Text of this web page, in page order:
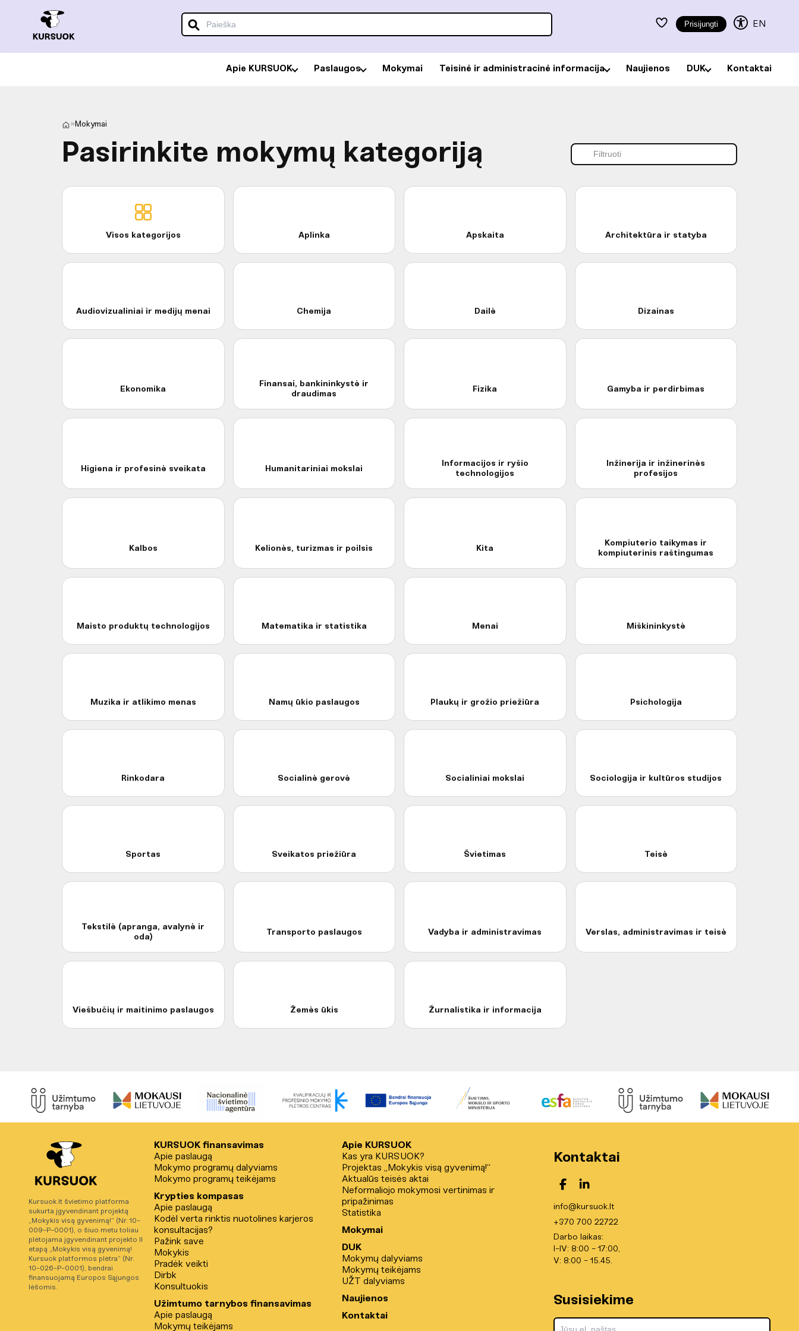
Prisijungti EN
Apie KURSUOK Paslaugos Mokymai Teisinė ir administracinė informacija Naujienos DUK Kontaktai
» Mokymai
Pasirinkite mokymų kategoriją Filtruoti kategorijas
Visos kategorijos Aplinka Apskaita Architektūra ir statyba
Audiovizualiniai ir medijų menai Chemija Dailė Dizainas
Ekonomika
Finansai, bankininkystė ir
draudimas
Fizika Gamyba ir perdirbimas
Higiena ir profesinė sveikata Humanitariniai mokslai
Informacijos ir ryšio
technologijos
Inžinerija ir inžinerinės
profesijos
Kalbos Kelionės, turizmas ir poilsis Kita
Kompiuterio taikymas ir
kompiuterinis raštingumas
Maisto produktų technologijos Matematika ir statistika Menai Miškininkystė
Muzika ir atlikimo menas Namų ūkio paslaugos Plaukų ir grožio priežiūra Psichologija
Rinkodara Socialinė gerovė Socialiniai mokslai Sociologija ir kultūros studijos
Sportas Sveikatos priežiūra Švietimas Teisė
Tekstilė (apranga, avalynė ir
oda)
Transporto paslaugos Vadyba ir administravimas Verslas, administravimas ir teisė
Viešbučių ir maitinimo paslaugos Žemės ūkis Žurnalistika ir informacija
Kursuok.lt švietimo platforma
sukurta įgyvendinant projektą
„Mokykis visą gyvenimą!“ (Nr. 10-
009-P-0001), o šiuo metu toliau
plėtojama įgyvendinant projekto II
etapą „Mokykis visą gyvenimą!
Kursuok platformos plėtra“ (Nr.
10-026-P-0001), bendrai
finansuojamą Europos Sąjungos
lėšomis.
KURSUOK finansavimas
Apie paslaugą
Mokymo programų dalyviams
Mokymo programų teikėjams
Krypties kompasas
Apie paslaugą
Kodėl verta rinktis nuotolines karjeros
konsultacijas?
Pažink save
Mokykis
Pradėk veikti
Dirbk
Konsultuokis
Užimtumo tarnybos finansavimas
Apie paslaugą
Mokymų teikėjams
Apie KURSUOK
Kas yra KURSUOK?
Projektas „Mokykis visą gyvenimą!“
Aktualūs teisės aktai
Neformaliojo mokymosi vertinimas ir
pripažinimas
Statistika
Mokymai
DUK
Mokymų dalyviams
Mokymų teikėjams
UŽT dalyviams
Naujienos
Kontaktai
Kontaktai
info@kursuok.lt
+370 700 22722
Darbo laikas:
I-IV: 8:00 - 17:00,
V: 8:00 - 15.45.
Susisiekime